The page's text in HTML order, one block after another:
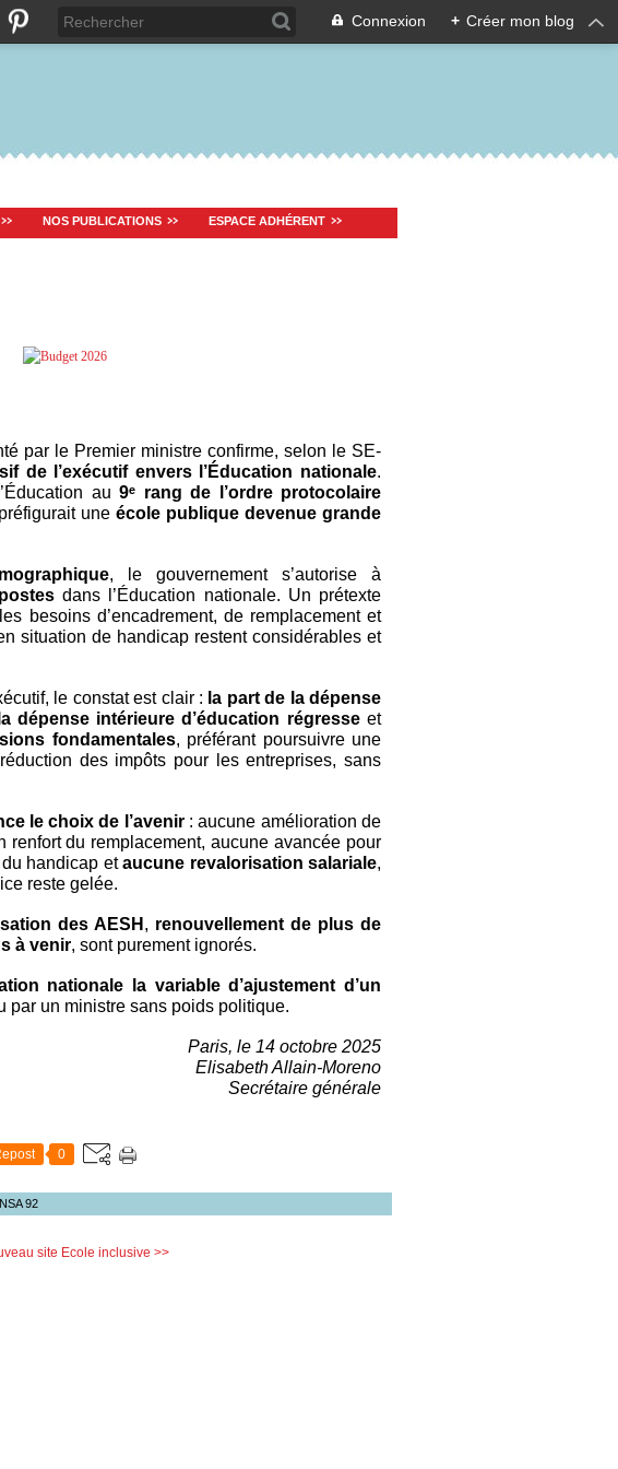
Connexion + Créer mon blog
NOS PUBLICATIONS ESPACE ADHÉRENT
par le Premier ministre confirme, selon le SE-
de l’exécutif envers l’Éducation nationale.
au9ᵉ rang de l’ordre protocolaire
une école publique devenue grande
, le gouvernement s’autorise à
dans l’Éducation nationale. Un prétexte
besoins d’encadrement, de remplacement et
situation de handicap restent considérables et
le constat est clair : la part de la dépense
la dépense intérieure d’éducation régresseet
fondamentales, préférant poursuivre une
des impôts pour les entreprises, sans
le choix de l’avenir: aucune amélioration de
renfort du remplacement, aucune avancée pour
handicap etaucune revalorisation salariale,
reste gelée.
des AESH , renouvellement de plus de
à venir, sont purement ignorés.
nationale la variable d’ajustement d’un
par un ministre sans poids politique.
Paris, le 14 octobre 2025
Elisabeth Allain-Moreno
Secrétaire générale
0
92
site Ecole inclusive >>